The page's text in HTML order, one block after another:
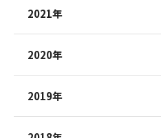
2021年
2020年
2019年